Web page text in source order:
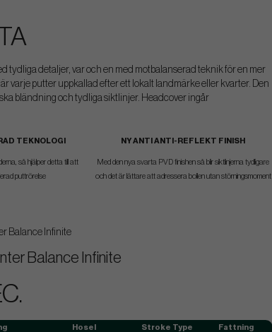
tydliga detaljer, var och en med motbalanserad teknik för en mer
varje putter uppkallad efter ett lokalt landmärke eller kvarter. Den
bländning och tydliga siktlinjer. Headcover ingår
TEKNOLOGI
så hjälper detta till att
puttrörelse
NY ANTI ANTI-REFLEKT FINISH
Med den nya svarta PVD finishen så blir siktlinjerna tydligare
och det är lättare att adressera bollen utan störningsmoment
Balance Infinite
Hosel Stroke Type Fattning